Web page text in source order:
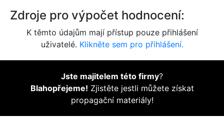
Zdroje pro výpočet hodnocení:
K těmto údajům mají přístup pouze přihlášení
uživatelé. Klikněte sem pro přihlášení.
Jste majitelem této firmy?
Blahopřejeme! Zjistěte jestli můžete získat
propagační materiály!